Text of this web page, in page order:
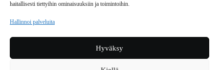
haitallisesti tiettyihin ominaisuuksiin ja toimintoihin.
Hallinnoi palveluita
Hyväksy
JAKELUPAIKAT
REKISTERISELOSTE
TILAUKSEN PERUUTUSPYYNTÖ
TILAUSOHJEET JA -EHDOT